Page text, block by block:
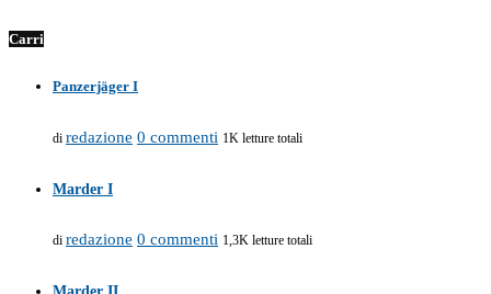
Carri
Panzerjäger I
di redazione 0 commenti 1K letture totali
Marder I
di redazione 0 commenti 1,3K letture totali